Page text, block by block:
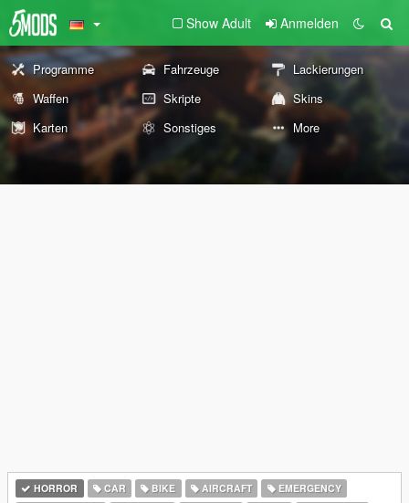
Show Adult Anmelden
Programme Fahrzeuge
Lackierungen
Waffen
Skripte
Skins
Karten
Sonstiges More
HORROR CAR BIKE AIRCRAFT
EMERGENCY